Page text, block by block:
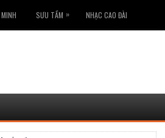
SƯU TẦM » NHẠC CAO ĐÀI